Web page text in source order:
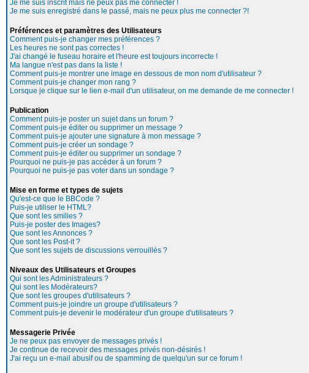
Je me suis inscrit mais ne peux pas me connecter !
Je me suis enregistré dans le passé, mais ne peux plus me connecter ?!
Préférences et paramètres des Utilisateurs
Comment puis-je changer mes préférences ?
Les heures ne sont pas correctes !
J'ai changé le fuseau horaire et l'heure est toujours incorrecte !
Ma langue n'est pas dans la liste !
Comment puis-je montrer une image en dessous de mon nom d'utilisateur ?
Comment puis-je changer mon rang ?
Lorsque je clique sur le lien e-mail d'un utilisateur, on me demande de me connecter !
Publication
Comment puis-je poster un sujet dans un forum ?
Comment puis-je éditer ou supprimer un message ?
Comment puis-je ajouter une signature à mon message ?
Comment puis-je créer un sondage ?
Comment puis-je éditer ou supprimer un sondage ?
Pourquoi ne puis-je pas accéder à un forum ?
Pourquoi ne puis-je pas voter dans un sondage ?
Mise en forme et types de sujets
Qu'est-ce que le BBCode ?
Puis-je utiliser le HTML?
Que sont les smilies ?
Puis-je poster des Images?
Que sont les Annonces ?
Que sont les Post-it ?
Que sont les sujets de discussions verrouillés ?
Niveaux des Utilisateurs et Groupes
Qui sont les Administrateurs ?
Qui sont les Modérateurs?
Que sont les groupes d'utilisateurs ?
Comment puis-je joindre un groupe d'utilisateurs ?
Comment puis-je devenir le modérateur d'un groupe d'utilisateurs ?
Messagerie Privée
Je ne peux pas envoyer de messages privés !
Je continue de recevoir des messages privés non-désirés !
J'ai reçu un e-mail abusif ou de spamming de quelqu'un sur ce forum !